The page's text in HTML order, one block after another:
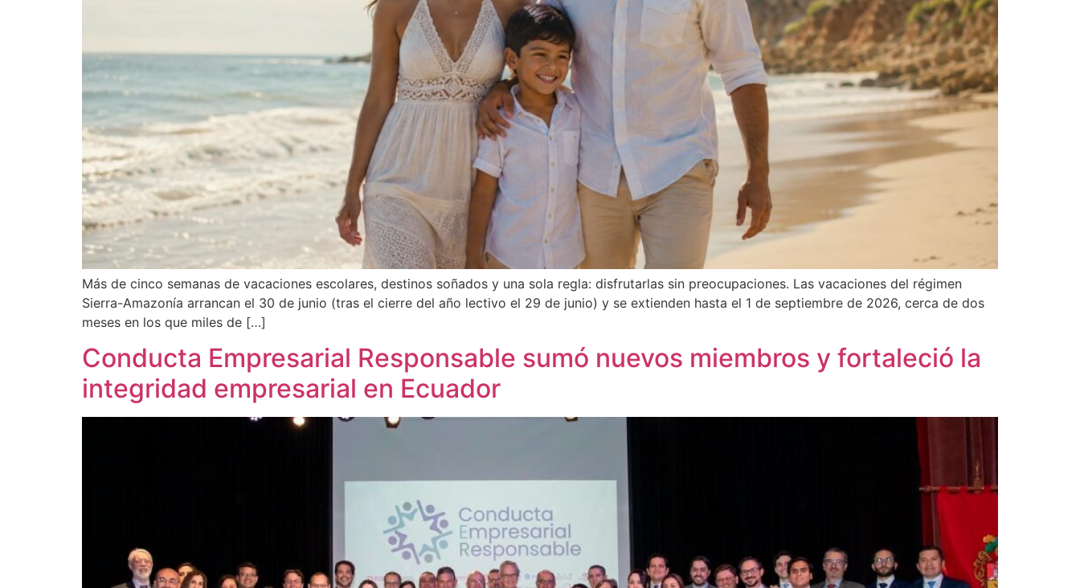
Más de cinco semanas de vacaciones escolares, destinos soñados y una sola regla: disfrutarlas sin preocupaciones. Las vacaciones del régimen
Sierra-Amazonía arrancan el 30 de junio (tras el cierre del año lectivo el 29 de junio) y se extienden hasta el 1 de septiembre de 2026, cerca de dos
meses en los que miles de […]
Conducta Empresarial Responsable sumó nuevos miembros y fortaleció la
integridad empresarial en Ecuador